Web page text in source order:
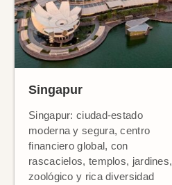
Singapur
Singapur: ciudad-estado
moderna y segura, centro
financiero global, con
rascacielos, templos, jardines,
zoológico y rica diversidad